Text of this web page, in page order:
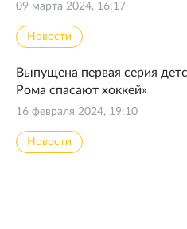
09 марта 2024, 16:17
Новости
Выпущена первая серия
Рома спасают хоккей»
16 февраля 2024, 19:10
Новости